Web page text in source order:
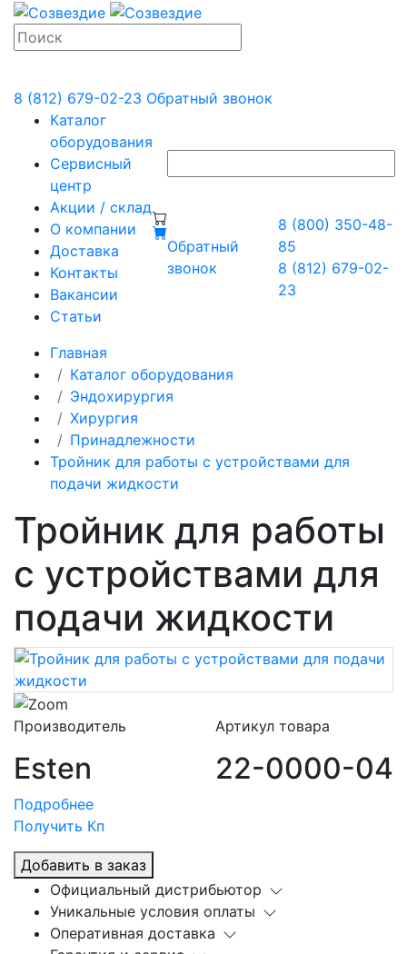
8 (812) 679-02-23 Обратный звонок
Каталог
оборудования
Сервисный
центр
Акции / склад
О компании
Доставка
Контакты
Вакансии
Статьи
Обратный
звонок
8 (800) 350-48-
85
8 (812) 679-02-
23
Главная
Каталог оборудования
Эндохирургия
Хирургия
Принадлежности
Тройник для работы с устройствами для
подачи жидкости
Тройник для работы
с устройствами для
подачи жидкости
Производитель
Esten
Артикул товара
22-0000-04
Подробнее
Получить Кп
Добавить в заказ
Официальный дистрибьютор
Уникальные условия оплаты
Оперативная доставка